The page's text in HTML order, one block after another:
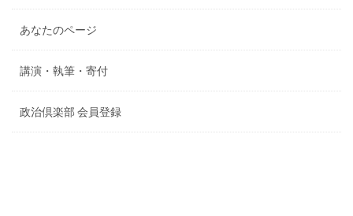
あなたのページ
講演・執筆・寄付
政治倶楽部 会員登録